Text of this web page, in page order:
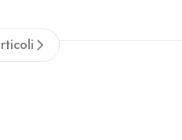
League